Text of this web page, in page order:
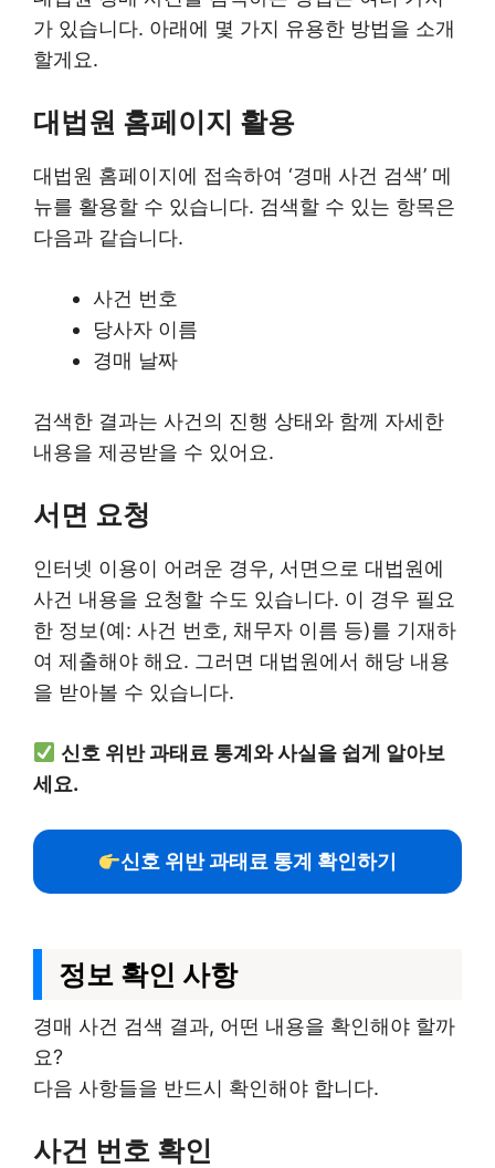
가 있습니다. 아래에 몇 가지 유용한 방법을 소개
할게요.
대법원 홈페이지 활용
대법원 홈페이지에 접속하여 ‘경매 사건 검색’ 메
뉴를 활용할 수 있습니다. 검색할 수 있는 항목은
다음과 같습니다.
사건 번호
당사자 이름
경매 날짜
검색한 결과는 사건의 진행 상태와 함께 자세한
내용을 제공받을 수 있어요.
서면 요청
인터넷 이용이 어려운 경우, 서면으로 대법원에
사건 내용을 요청할 수도 있습니다. 이 경우 필요
한 정보(예: 사건 번호, 채무자 이름 등)를 기재하
여 제출해야 해요. 그러면 대법원에서 해당 내용
을 받아볼 수 있습니다.
신호 위반 과태료 통계와 사실을 쉽게 알아보
세요.
신호 위반 과태료 통계 확인하기
정보 확인 사항
경매 사건 검색 결과, 어떤 내용을 확인해야 할까
요?
다음 사항들을 반드시 확인해야 합니다.
사건 번호 확인